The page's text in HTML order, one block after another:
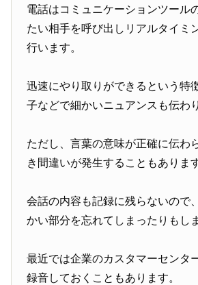
電話はコミュニケーションツール
たい相手を呼び出しリアルタイミ
行います。
迅速にやり取りができるという特
子などで細かいニュアンスも伝わ
ただし、言葉の意味が正確に伝わ
き間違いが発生することもありま
会話の内容も記録に残らないので
かい部分を忘れてしまったりもし
最近では企業のカスタマーセンタ
録音しておくこともあります。